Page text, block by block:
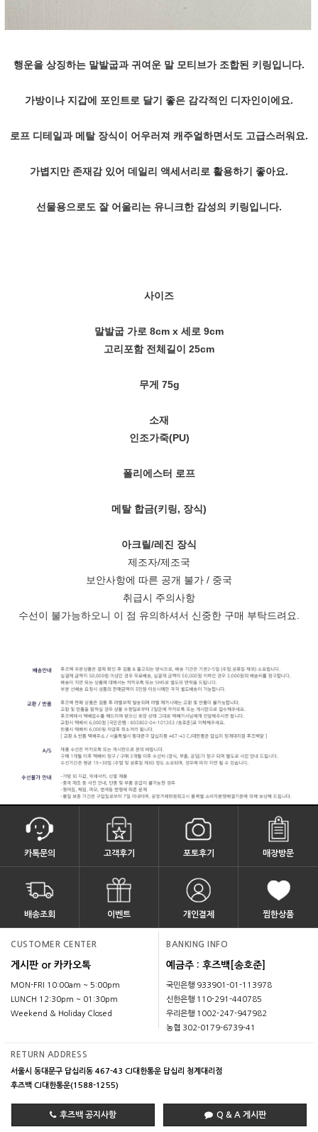
행운을 상징하는 말발굽과 귀여운 말 모티브가 조합된 키링입니다.
가방이나 지갑에 포인트로 달기 좋은 감각적인 디자인이에요.
로프 디테일과 메탈 장식이 어우러져 캐주얼하면서도 고급스러워요.
가볍지만 존재감 있어 데일리 액세서리로 활용하기 좋아요.
선물용으로도 잘 어울리는 유니크한 감성의 키링입니다.
사이즈
말발굽 가로 8cm x 세로 9cm
고리포함 전체길이 25cm
무게 75g
소재
인조가죽(PU)
폴리에스터 로프
메탈 합금(키링, 장식)
아크릴/레진 장식
제조자/제조국
보안사항에 따른 공개 불가 / 중국
취급시 주의사항
수선이 불가능하오니 이 점 유의하셔서 신중한 구매 부탁드려요.
카톡문의 고객후기 포토후기 매장방문
배송조회 이벤트 개인결제 찜한상품
CUSTOMER CENTER
게시판 or 카카오톡
MON-FRI 10:00am ~ 5:00pm
LUNCH 12:30pm ~ 01:30pm
Weekend & Holiday Closed
BANKING INFO
예금주 : 후즈백[송호준]
국민은행 933901-01-113978
신한은행 110-291-440785
우리은행 1002-247-947982
농협 302-0179-6739-41
RETURN ADDRESS
서울시 동대문구 답십리동 467-43 CJ대한통운 답십리 청계대리점
후즈백 CJ대한통운(1588-1255)
후즈백 공지사항 Q & A 게시판